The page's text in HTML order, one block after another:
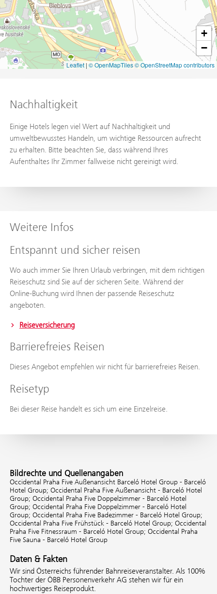
+
−
Leaflet | © OpenMapTiles© OpenStreetMap contributors
Nachhaltigkeit
Einige Hotels legen viel Wert auf Nachhaltigkeit und
umweltbewusstes Handeln, um wichtige Ressourcen aufrecht
zu erhalten. Bitte beachten Sie, dass während Ihres
Aufenthaltes Ihr Zimmer fallweise nicht gereinigt wird.
Weitere Infos
Entspannt und sicher reisen
Wo auch immer Sie Ihren Urlaub verbringen, mit dem richtigen
Reiseschutz sind Sie auf der sicheren Seite. Während der
Online-Buchung wird Ihnen der passende Reiseschutz
angeboten.
Reiseversicherung
Barrierefreies Reisen
Dieses Angebot empfehlen wir nicht für barrierefreies Reisen.
Reisetyp
Bei dieser Reise handelt es sich um eine Einzelreise.
Bildrechte und Quellenangaben
Occidental Praha Five Außenansicht Barceló Hotel Group - Barceló
Hotel Group; Occidental Praha Five Außenansicht - Barceló Hotel
Group; Occidental Praha Five Doppelzimmer - Barceló Hotel
Group; Occidental Praha Five Doppelzimmer - Barceló Hotel
Group; Occidental Praha Five Badezimmer - Barceló Hotel Group;
Occidental Praha Five Frühstück - Barceló Hotel Group; Occidental
Praha Five Fitnessraum - Barceló Hotel Group; Occidental Praha
Five Sauna - Barceló Hotel Group
Daten & Fakten
Wir sind Österreichs führender Bahnreiseveranstalter. Als 100%
Tochter der ÖBB Personenverkehr AG stehen wir für ein
hochwertiges Reiseprodukt.